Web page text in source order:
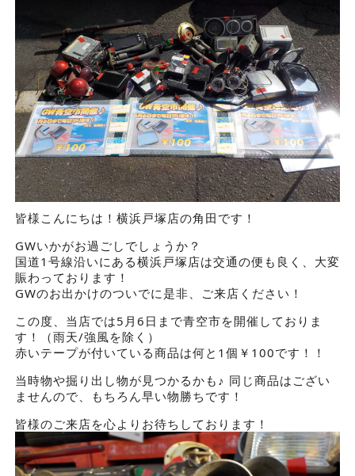
皆様こんにちは！横浜戸塚店の角田です！
GWいかがお過ごしでしょうか？
国道1号線沿いにある横浜戸塚店は交通の便も良く、大変
賑わっております！
GWのお出かけのついでに是非、ご来店ください！
この度、当店では5月6日まで青空市を開催しておりま
す！（雨天/強風を除く）
赤いテープが付いている商品は何と1個￥100です！！
当時物や掘り出し物が見つかるかも♪ 同じ商品はござい
ませんので、もちろん早い物勝ちです！
皆様のご来店を心よりお待ちしております！